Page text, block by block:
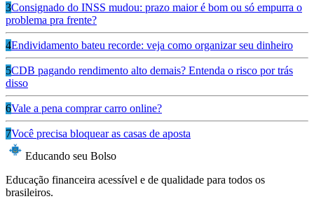
3Consignado do INSS mudou: prazo maior é bom ou só empurra o
problema pra frente?
4Endividamento bateu recorde: veja como organizar seu dinheiro
5CDB pagando rendimento alto demais? Entenda o risco por trás
disso
6Vale a pena comprar carro online?
7Você precisa bloquear as casas de aposta
Educando seu Bolso
Educação financeira acessível e de qualidade para todos os
brasileiros.